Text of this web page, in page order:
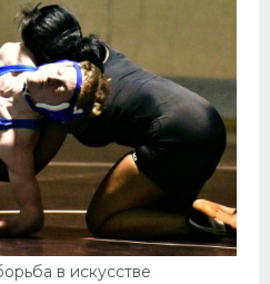
в искусстве